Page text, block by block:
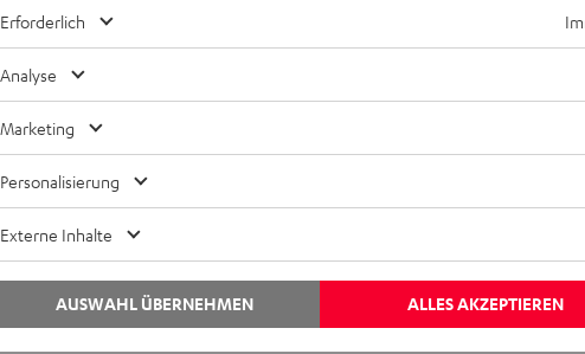
Inside
Zaubertrank?
Starkes noch besser machen – diese Prämisse stand am Anfang
eines ehrgeizigen Soundbar-Projektes, an dessen Ende die
Teufel Cinebar Pro entstand. Mit ihren fulminaten
Leistungsdaten…
Erforderlich
Analyse
Marketing
Personalisierung
Externe Inhalte
ALLES AKZEPTIEREN
AUSWAHL ÜBERNEHMEN